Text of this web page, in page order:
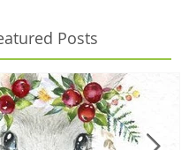
Posts